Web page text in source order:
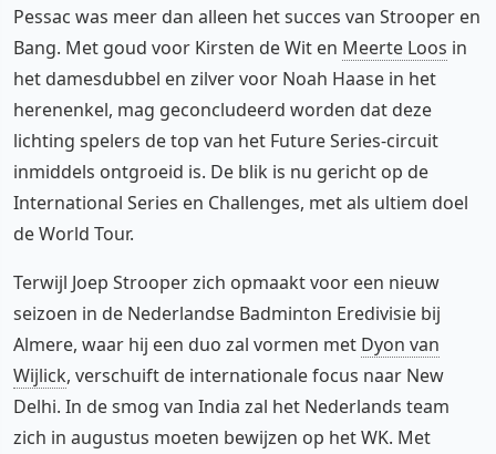
Pessac was meer dan alleen het succes van Strooper en
Bang. Met goud voor Kirsten de Wit en Meerte Loos in
het damesdubbel en zilver voor Noah Haase in het
herenenkel, mag geconcludeerd worden dat deze
lichting spelers de top van het Future Series-circuit
inmiddels ontgroeid is. De blik is nu gericht op de
International Series en Challenges, met als ultiem doel
de World Tour.
Terwijl Joep Strooper zich opmaakt voor een nieuw
seizoen in de Nederlandse Badminton Eredivisie bij
Almere, waar hij een duo zal vormen met Dyon van
Wijlick, verschuift de internationale focus naar New
Delhi. In de smog van India zal het Nederlands team
zich in augustus moeten bewijzen op het WK. Met